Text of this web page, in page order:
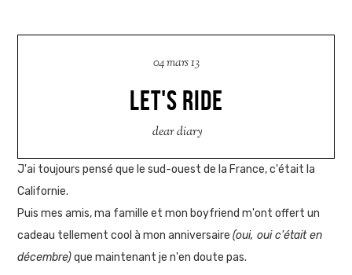
04 mars 13
LET'S RIDE
dear diary
J'ai toujours pensé que le sud-ouest de la France, c'était la
Californie.
Puis mes amis, ma famille et mon boyfriend m'ont offert un
cadeau tellement cool à mon anniversaire(oui, oui c'était en
décembre)que maintenant je n'en doute pas.